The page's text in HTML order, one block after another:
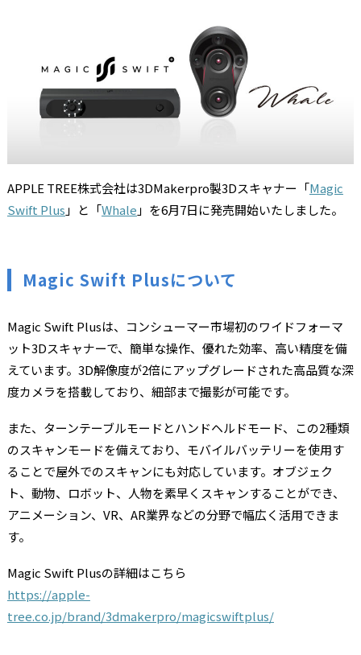
APPLE TREE株式会社は3DMakerpro製3Dスキャナー「Magic
Swift Plus 」と「Whale 」を6月7日に発売開始いたしました。
Magic Swift Plusについて
Magic Swift Plusは、コンシューマー市場初のワイドフォーマ
ット3Dスキャナーで、簡単な操作、優れた効率、高い精度を備
えています。3D解像度が2倍にアップグレードされた高品質な深
度カメラを搭載しており、細部まで撮影が可能です。
また、ターンテーブルモードとハンドヘルドモード、この2種類
のスキャンモードを備えており、モバイルバッテリーを使用す
ることで屋外でのスキャンにも対応しています。オブジェク
ト、動物、ロボット、人物を素早くスキャンすることができ、
アニメーション、VR、AR業界などの分野で幅広く活用できま
す。
Magic Swift Plusの詳細はこちら
https://apple-
tree.co.jp/brand/3dmakerpro/magicswiftplus/